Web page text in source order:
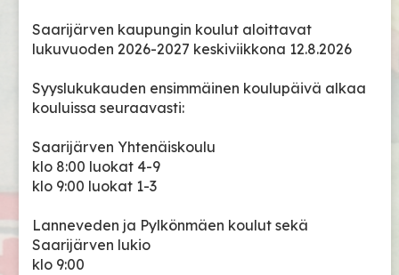
Saarijärven kaupungin koulut aloittavat
lukuvuoden 2026-2027 keskiviikkona 12.8.2026
Syyslukukauden ensimmäinen koulupäivä alkaa
kouluissa seuraavasti:
Saarijärven Yhtenäiskoulu
klo 8:00 luokat 4-9
klo 9:00 luokat 1-3
Lanneveden ja Pylkönmäen koulut sekä
Saarijärven lukio
klo 9:00